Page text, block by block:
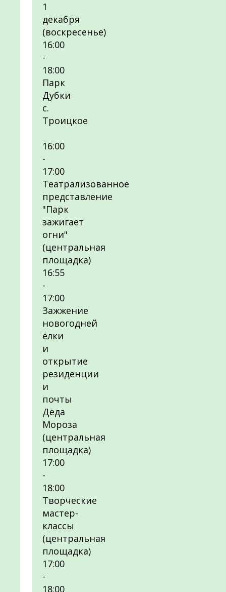
1
декабря
(воскресенье)
16:00
-
18:00
Парк
Дубки
с.
Троицкое
16:00
-
17:00
Театрализованное
представление
"Парк
зажигает
огни"
(центральная
площадка)
16:55
-
17:00
Зажжение
новогодней
ёлки
и
открытие
резиденции
и
почты
Деда
Мороза
(центральная
площадка)
17:00
-
18:00
Творческие
мастер-
классы
(центральная
площадка)
17:00
-
18:00